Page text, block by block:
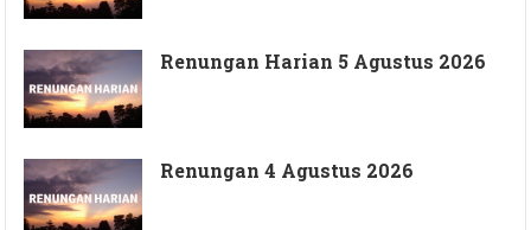
Renungan Harian 5 Agustus 2026
Renungan 4 Agustus 2026